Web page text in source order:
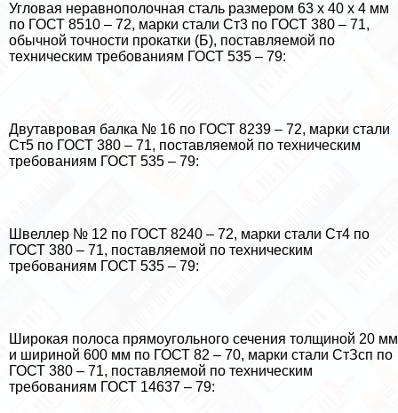
Угловая неравнополочная сталь размером 63 х 40 х 4 мм
по ГОСТ 8510 – 72, марки стали Ст3 по ГОСТ 380 – 71,
обычной точности прокатки (Б), поставляемой по
техническим требованиям ГОСТ 535 – 79:
Двутавровая балка № 16 по ГОСТ 8239 – 72, марки стали
Ст5 по ГОСТ 380 – 71, поставляемой по техническим
требованиям ГОСТ 535 – 79:
Швеллер № 12 по ГОСТ 8240 – 72, марки стали Ст4 по
ГОСТ 380 – 71, поставляемой по техническим
требованиям ГОСТ 535 – 79:
Широкая полоса прямоугольного сечения толщиной 20 мм
и шириной 600 мм по ГОСТ 82 – 70, марки стали СтЗсп по
ГОСТ 380 – 71, поставляемой по техническим
требованиям ГОСТ 14637 – 79: